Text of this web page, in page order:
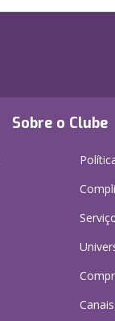
Sobre o Clube